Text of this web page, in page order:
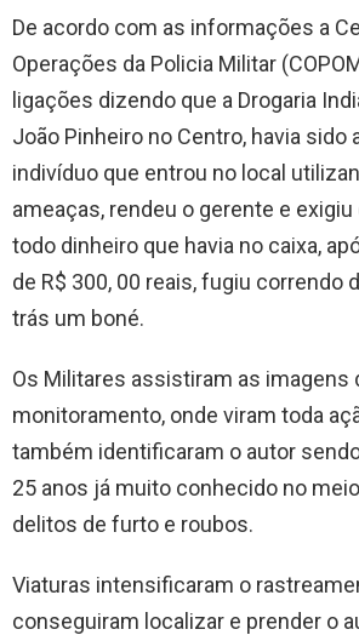
De acordo com as informações a
Operações da Policia Militar
ligações dizendo que a Drogaria
João Pinheiro no Centro, havia sido
indivíduo que entrou no local
ameaças, rendeu o gerente e
todo dinheiro que havia no caixa,
de R$ 300, 00 reais, fugiu correndo
trás um boné.
Os Militares assistiram as imagens
monitoramento, onde viram toda
também identificaram o autor
25 anos já muito conhecido no
delitos de furto e roubos.
Viaturas intensificaram o
conseguiram localizar e prender o